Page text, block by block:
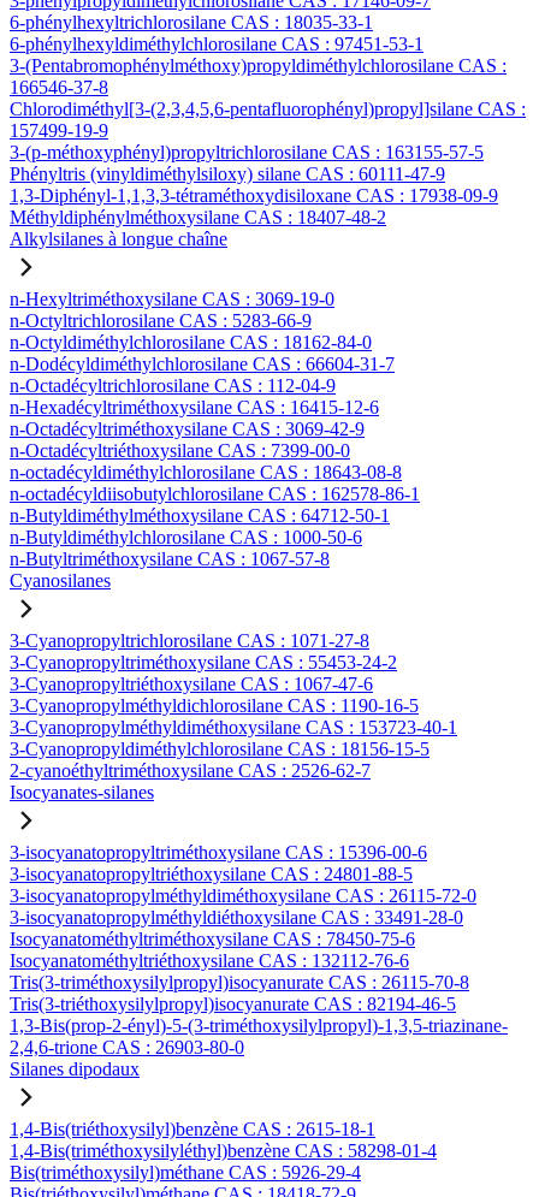
6-phénylhexyltrichlorosilane CAS : 18035-33-1
6-phénylhexyldiméthylchlorosilane CAS : 97451-53-1
3-(Pentabromophénylméthoxy)propyldiméthylchlorosilane CAS :
166546-37-8
Chlorodiméthyl[3-(2,3,4,5,6-pentafluorophényl)propyl]silane CAS :
157499-19-9
3-(p-méthoxyphényl)propyltrichlorosilane CAS : 163155-57-5
Phényltris (vinyldiméthylsiloxy) silane CAS : 60111-47-9
1,3-Diphényl-1,1,3,3-tétraméthoxydisiloxane CAS : 17938-09-9
Méthyldiphénylméthoxysilane CAS : 18407-48-2
Alkylsilanes à longue chaîne
n-Hexyltriméthoxysilane CAS : 3069-19-0
n-Octyltrichlorosilane CAS : 5283-66-9
n-Octyldiméthylchlorosilane CAS : 18162-84-0
n-Dodécyldiméthylchlorosilane CAS : 66604-31-7
n-Octadécyltrichlorosilane CAS : 112-04-9
n-Hexadécyltriméthoxysilane CAS : 16415-12-6
n-Octadécyltriméthoxysilane CAS : 3069-42-9
n-Octadécyltriéthoxysilane CAS : 7399-00-0
n-octadécyldiméthylchlorosilane CAS : 18643-08-8
n-octadécyldiisobutylchlorosilane CAS : 162578-86-1
n-Butyldiméthylméthoxysilane CAS : 64712-50-1
n-Butyldiméthylchlorosilane CAS : 1000-50-6
n-Butyltriméthoxysilane CAS : 1067-57-8
Cyanosilanes
3-Cyanopropyltrichlorosilane CAS : 1071-27-8
3-Cyanopropyltriméthoxysilane CAS : 55453-24-2
3-Cyanopropyltriéthoxysilane CAS : 1067-47-6
3-Cyanopropylméthyldichlorosilane CAS : 1190-16-5
3-Cyanopropylméthyldiméthoxysilane CAS : 153723-40-1
3-Cyanopropyldiméthylchlorosilane CAS : 18156-15-5
2-cyanoéthyltriméthoxysilane CAS : 2526-62-7
Isocyanates-silanes
3-isocyanatopropyltriméthoxysilane CAS : 15396-00-6
3-isocyanatopropyltriéthoxysilane CAS : 24801-88-5
3-isocyanatopropylméthyldiméthoxysilane CAS : 26115-72-0
3-isocyanatopropylméthyldiéthoxysilane CAS : 33491-28-0
Isocyanatométhyltriméthoxysilane CAS : 78450-75-6
Isocyanatométhyltriéthoxysilane CAS : 132112-76-6
Tris(3-triméthoxysilylpropyl)isocyanurate CAS : 26115-70-8
Tris(3-triéthoxysilylpropyl)isocyanurate CAS : 82194-46-5
1,3-Bis(prop-2-ényl)-5-(3-triméthoxysilylpropyl)-1,3,5-triazinane-
2,4,6-trione CAS : 26903-80-0
Silanes dipodaux
1,4-Bis(triéthoxysilyl)benzène CAS : 2615-18-1
1,4-Bis(triméthoxysilyléthyl)benzène CAS : 58298-01-4
Bis(triméthoxysilyl)méthane CAS : 5926-29-4